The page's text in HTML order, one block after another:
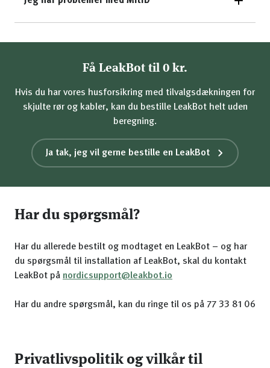
Få LeakBot til 0 kr.
Hvis du har vores husforsikring med tilvalgsdækningen for
skjulte rør og kabler, kan du bestille LeakBot helt uden
beregning.
Ja tak, jeg vil gerne bestille en LeakBot
Har du spørgsmål?
Har du allerede bestilt og modtaget en LeakBot – og har
du spørgsmål til installation af LeakBot, skal du kontakt
LeakBot på nordicsupport@leakbot.io
Har du andre spørgsmål, kan du ringe til os på 77 33 81 06
Privatlivspolitik og vilkår til